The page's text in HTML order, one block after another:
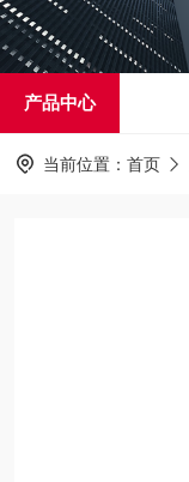
产品中心
当前位置： 首页